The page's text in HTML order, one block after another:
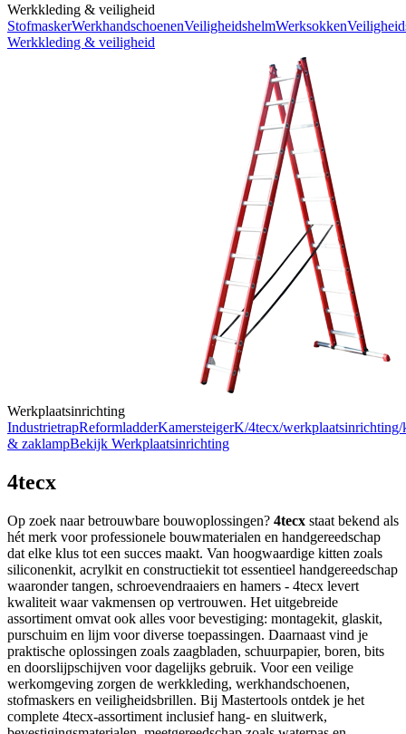
Werkkleding & veiligheid
StofmaskerWerkhandschoenenVeiligheidshelmWerksokken
Werkkleding & veiligheid
Werkplaatsinrichting
IndustrietrapReformladderKamersteigerK/4tecx/werkplaatsinrichting/
& zaklampBekijk Werkplaatsinrichting
4tecx
Op zoek naar betrouwbare bouwoplossingen? 4tecx staat bekend als
hét merk voor professionele bouwmaterialen en handgereedschap
dat elke klus tot een succes maakt. Van hoogwaardige kitten zoals
siliconenkit, acrylkit en constructiekit tot essentieel handgereedschap
waaronder tangen, schroevendraaiers en hamers - 4tecx levert
kwaliteit waar vakmensen op vertrouwen. Het uitgebreide
assortiment omvat ook alles voor bevestiging: montagekit, glaskit,
purschuim en lijm voor diverse toepassingen. Daarnaast vind je
praktische oplossingen zoals zaagbladen, schuurpapier, boren, bits
en doorslijpschijven voor dagelijks gebruik. Voor een veilige
werkomgeving zorgen de werkkleding, werkhandschoenen,
stofmaskers en veiligheidsbrillen. Bij Mastertools ontdek je het
complete 4tecx-assortiment inclusief hang- en sluitwerk,